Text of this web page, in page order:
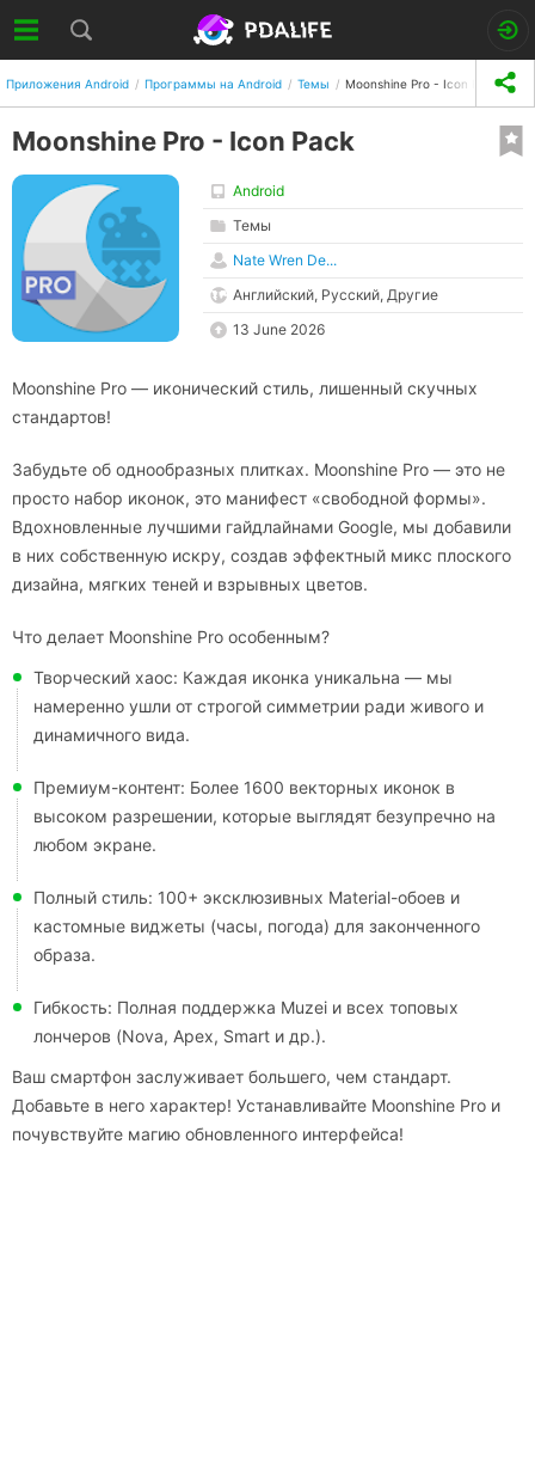
Приложения Android Программы на Android Темы Moonshine Pro - Icon Pack
Moonshine Pro - Icon Pack
Android
Темы
Nate Wren De...
Английский, Русский, Другие
13 June 2026
Moonshine Pro — иконический стиль, лишенный скучных
стандартов!
Забудьте об однообразных плитках. Moonshine Pro — это не
просто набор иконок, это манифест «свободной формы».
Вдохновленные лучшими гайдлайнами Google, мы добавили
в них собственную искру, создав эффектный микс плоского
дизайна, мягких теней и взрывных цветов.
Что делает Moonshine Pro особенным?
Творческий хаос: Каждая иконка уникальна — мы
намеренно ушли от строгой симметрии ради живого и
динамичного вида.
Премиум-контент: Более 1600 векторных иконок в
высоком разрешении, которые выглядят безупречно на
любом экране.
Полный стиль: 100+ эксклюзивных Material-обоев и
кастомные виджеты (часы, погода) для законченного
образа.
Гибкость: Полная поддержка Muzei и всех топовых
лончеров (Nova, Apex, Smart и др.).
Ваш смартфон заслуживает большего, чем стандарт.
Добавьте в него характер! Устанавливайте Moonshine Pro и
почувствуйте магию обновленного интерфейса!